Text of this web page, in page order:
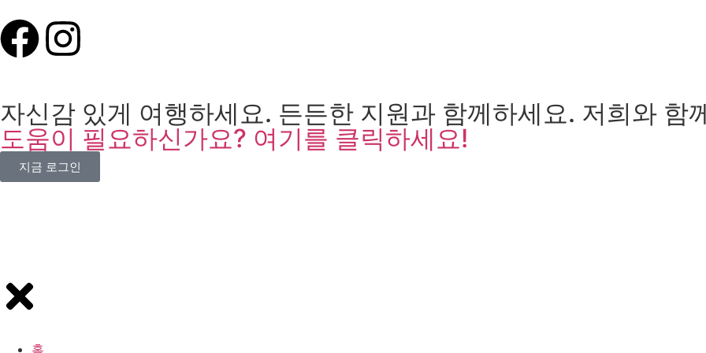
자신감 있게 여행하세요. 든든한 지원과 함께하세요. 저희와 함
도움이 필요하신가요? 여기를 클릭하세요!
지금 로그인
홈